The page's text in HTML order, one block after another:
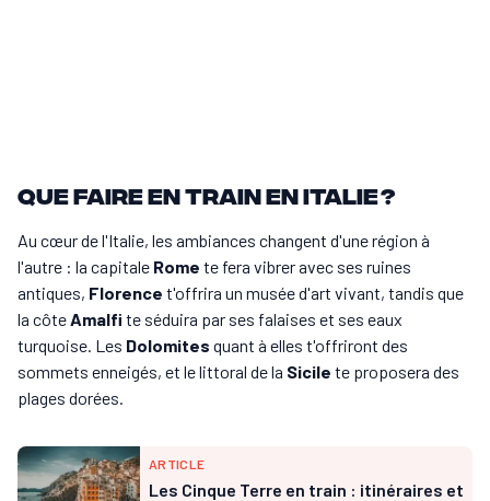
Que faire en train en Italie ?
Au cœur de l'Italie, les ambiances changent d'une région à
l'autre : la capitale Rome te fera vibrer avec ses ruines
antiques, Florence t'offrira un musée d'art vivant, tandis que
la côteAmalfi te séduira par ses falaises et ses eaux
turquoise. Les Dolomites quant à elles t'offriront des
sommets enneigés, et le littoral de la Sicile te proposera des
plages dorées.
ARTICLE
Les Cinque Terre en train : itinéraires et